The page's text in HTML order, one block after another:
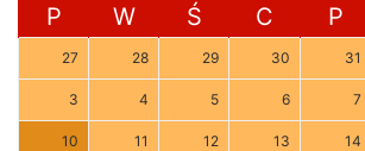
P W Ś C P
27 28 29 30 31
3 4 5 6 7
10 11 12 13 14